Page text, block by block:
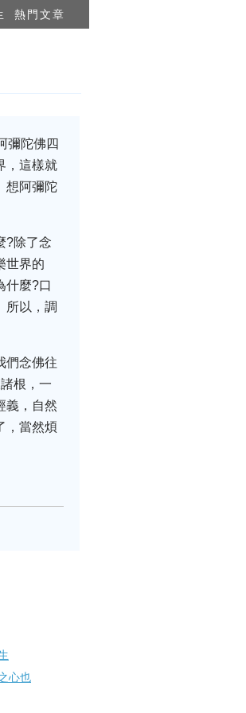
熱門文章
彌陀佛四
，這樣就
想阿彌陀
?除了念
世界的
什麼?口
所以，調
們念佛往
根，一
義，自然
，當然煩
心也